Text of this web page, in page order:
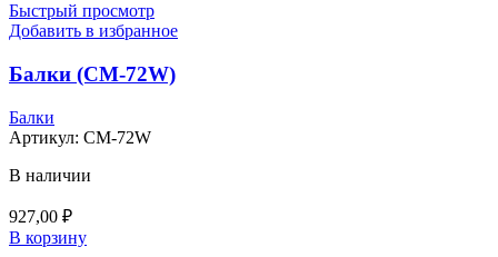
Быстрый просмотр
Добавить в избранное
Балки (CM-72W)
Балки
Артикул: CM-72W
В наличии
927,00 ₽
В корзину